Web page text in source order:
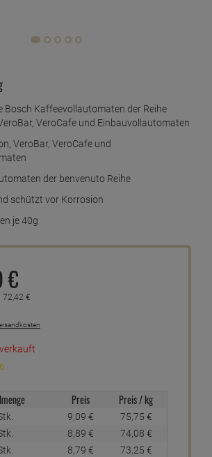
Bosch Kaffeevollautomaten der Reihe
VeroCafe und Einbauvollautomaten
VeroBar, VeroCafe und
der benvenuto Reihe
schützt vor Korrosion
je 40g
€
72,42 €
Preis Preis / kg
9,09 € 75,75 €
8,89 € 74,08 €
8,79 € 73,25 €